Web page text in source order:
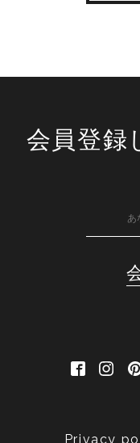
会員登録
Privacy